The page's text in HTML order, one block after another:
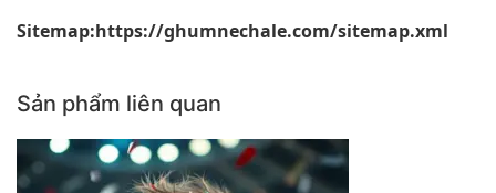
Sitemap:https://ghumnechale.com/sitemap.xml
Sản phẩm liên quan